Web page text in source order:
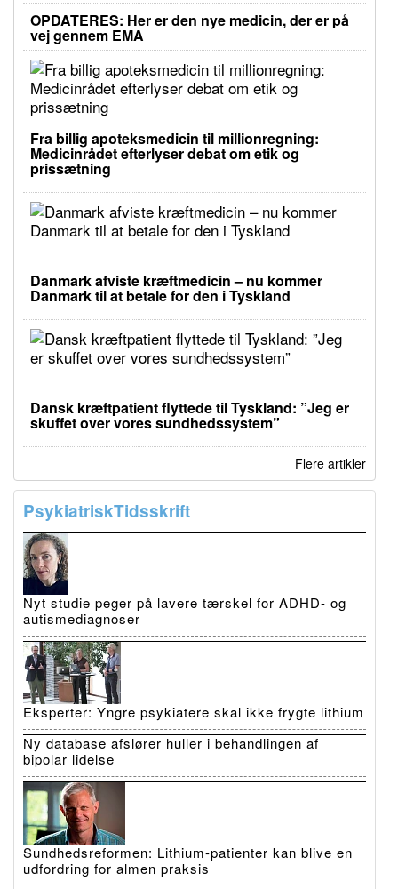
OPDATERES: Her er den nye medicin, der er på
vej gennem EMA
Fra billig apoteksmedicin til millionregning:
Medicinrådet efterlyser debat om etik og
prissætning
Danmark afviste kræftmedicin – nu kommer
Danmark til at betale for den i Tyskland
Dansk kræftpatient flyttede til Tyskland: ”Jeg er
skuffet over vores sundhedssystem”
Flere artikler
PsykiatriskTidsskrift
Nyt studie peger på lavere tærskel for ADHD- og
autismediagnoser
Eksperter: Yngre psykiatere skal ikke frygte lithium
Ny database afslører huller i behandlingen af
bipolar lidelse
Sundhedsreformen: Lithium-patienter kan blive en
udfordring for almen praksis